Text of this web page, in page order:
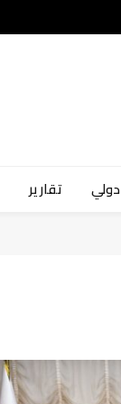
دولي تقارير